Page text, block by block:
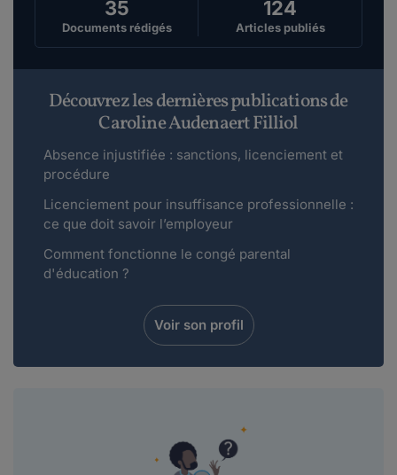
35
Documents rédigés
124
Articles publiés
Découvrez les dernières publications de
Caroline Audenaert Filliol
Absence injustifiée : sanctions, licenciement et
procédure
Licenciement pour insuffisance professionnelle :
ce que doit savoir l’employeur
Comment fonctionne le congé parental
d'éducation ?
Voir son profil